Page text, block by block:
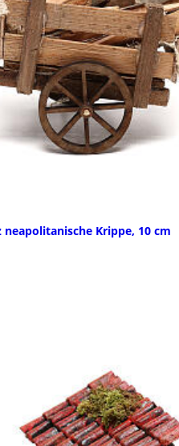
Krippe, 10 cm